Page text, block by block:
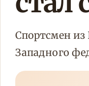
Спортсмен из
Западного